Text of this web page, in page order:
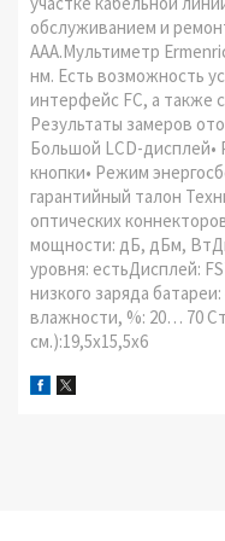
обслуживанием и
AAA.Мультиметр
нм. Есть возможность
интерфейс FC, а также
Результаты замеров
Большой LCD-дисплей•
кнопки• Режим
гарантийный талон
оптических
мощности: дБ, дБм,
уровня: естьДисплей:
низкого заряда
влажности, %: 20… 70
см.):19,5x15,5x6